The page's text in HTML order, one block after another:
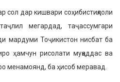
сол дар кишвари соҳибистиқлоли
мегардад, таҷассумгари
мардуми Тоҷикистон нисбат ба
ҳамчун рисолати муқаддас ва
менамоянд, ба ҳисоб меравад.